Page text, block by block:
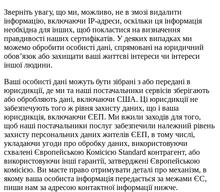
Зверніть увагу, що ми, можливо, не в змозі видалити
інформацію, включаючи IP-адреси, оскільки ця інформація
необхідна для інших, щоб покластися на визначення
правдивості наших сертифікатів. У деяких випадках ми
можемо обробити особисті дані, спрямовані на юридичний
обов’язок або захищати ваші життєві інтереси чи інтереси
іншої людини.
Ваші особисті дані можуть бути зібрані з або передані в
юрисдикції, де ми та наші постачальники сервісів зберігають
або обробляють дані, включаючи США. Ці юрисдикції не
забезпечують того ж рівня захисту даних, що і ваша
юрисдикція, включаючи ЄЕП. Ми вжили заходів для того,
щоб наші постачальники послуг забезпечили належний рівень
захисту персональних даних жителів ЄЕП, в тому числі,
укладаючи угоди про обробку даних, використовуючи
схвалені Європейською Комісією Standard контрагент, або
використовуючи інші гарантії, затверджені Європейською
комісією. Ви маєте право отримувати деталі про механізм, в
якому ваша особиста інформація передається за межами ЄС,
пиши нам за адресою контактної інформації нижче.